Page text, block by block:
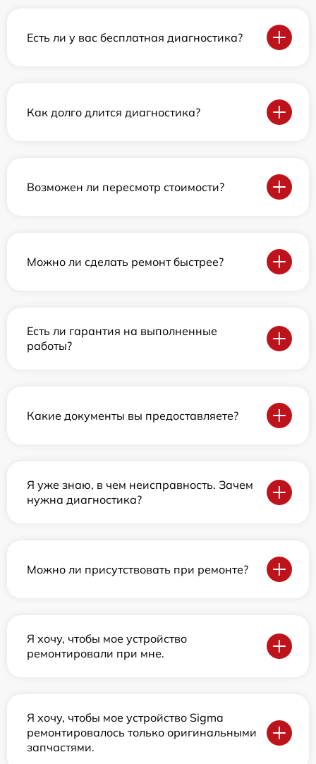
Есть ли у вас бесплатная диагностика?
Как долго длится диагностика?
Возможен ли пересмотр стоимости?
Можно ли сделать ремонт быстрее?
Есть ли гарантия на выполненные
работы?
Какие документы вы предоставляете?
Я уже знаю, в чем неисправность. Зачем
нужна диагностика?
Можно ли присутствовать при ремонте?
Я хочу, чтобы мое устройство
ремонтировали при мне.
Я хочу, чтобы мое устройство Sigma
ремонтировалось только оригинальными
запчастями.